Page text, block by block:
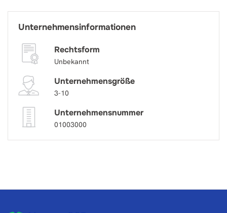
Unternehmensinformationen
Rechtsform
Unbekannt
Unternehmensgröße
3-10
Unternehmensnummer
01003000